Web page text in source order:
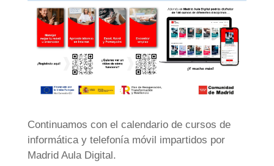
Continuamos con el calendario de cursos de
informática y telefonía móvil impartidos por
Madrid Aula Digital.